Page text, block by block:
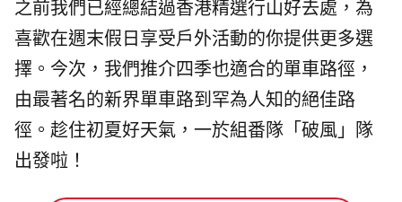
之前我們已經總結過香港精選行山好去處，為
喜歡在週末假日享受戶外活動的你提供更多選
擇。今次，我們推介四季也適合的單車路徑，
由最著名的新界單車路到罕為人知的絕佳路
徑。趁住初夏好天氣，一於組番隊「破風」隊
出發啦！